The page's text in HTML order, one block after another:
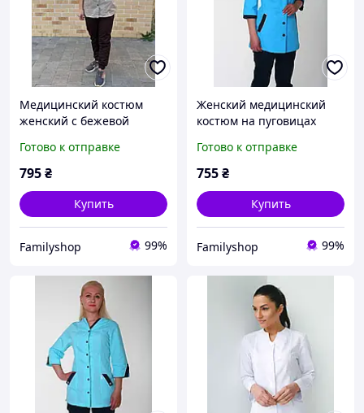
Медицинский костюм
женский с бежевой
брюками джогерами.
Готово к отправке
795₴
Купить
Familyshop 99%
Женский медицинский
костюм на пуговицах
Готово к отправке
755₴
Купить
Familyshop 99%